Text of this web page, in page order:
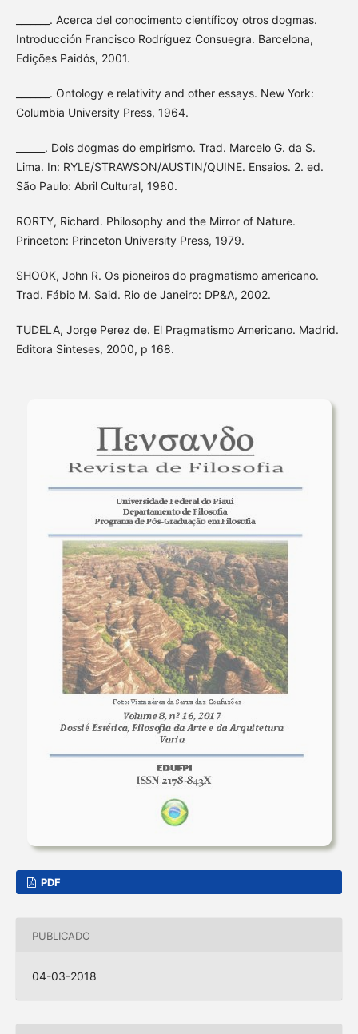
_______. Acerca del conocimento científicoy otros dogmas.
Introducción Francisco Rodríguez Consuegra. Barcelona,
Edições Paidós, 2001.
_______. Ontology e relativity and other essays. New York:
Columbia University Press, 1964.
______. Dois dogmas do empirismo. Trad. Marcelo G. da S.
Lima. In: RYLE/STRAWSON/AUSTIN/QUINE. Ensaios. 2. ed.
São Paulo: Abril Cultural, 1980.
RORTY, Richard. Philosophy and the Mirror of Nature.
Princeton: Princeton University Press, 1979.
SHOOK, John R. Os pioneiros do pragmatismo americano.
Trad. Fábio M. Said. Rio de Janeiro: DP&A, 2002.
TUDELA, Jorge Perez de. El Pragmatismo Americano. Madrid.
Editora Sinteses, 2000, p 168.
PDF
PUBLICADO
04-03-2018